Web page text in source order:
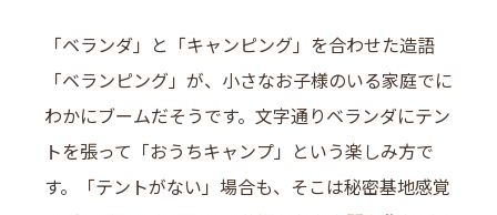
「ベランダ」と「キャンピング」を合わせた造語
「ベランピング」が、小さなお子様のいる家庭でに
わかにブームだそうです。文字通りベランダにテン
トを張って「おうちキャンプ」という楽しみ方で
す。「テントがない」場合も、そこは秘密基地感覚